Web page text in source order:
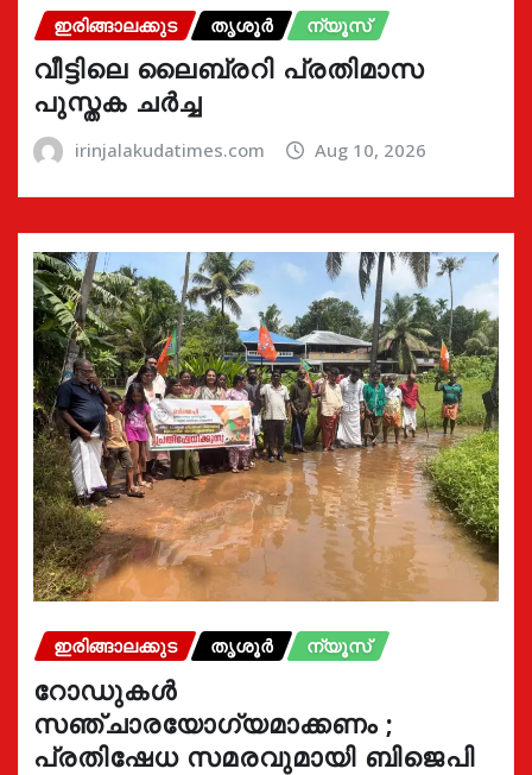
ഇരിങ്ങാലക്കുട തൃശൂർ ന്യൂസ്
വീട്ടിലെ ലൈബ്രറി പ്രതിമാസ
പുസ്തക ചർച്ച
irinjalakudatimes.com Aug 10, 2026
ഇരിങ്ങാലക്കുട തൃശൂർ ന്യൂസ്
റോഡുകൾ
സഞ്ചാരയോഗ്യമാക്കണം ;
പ്രതിഷേധ സമരവുമായി ബിജെപി